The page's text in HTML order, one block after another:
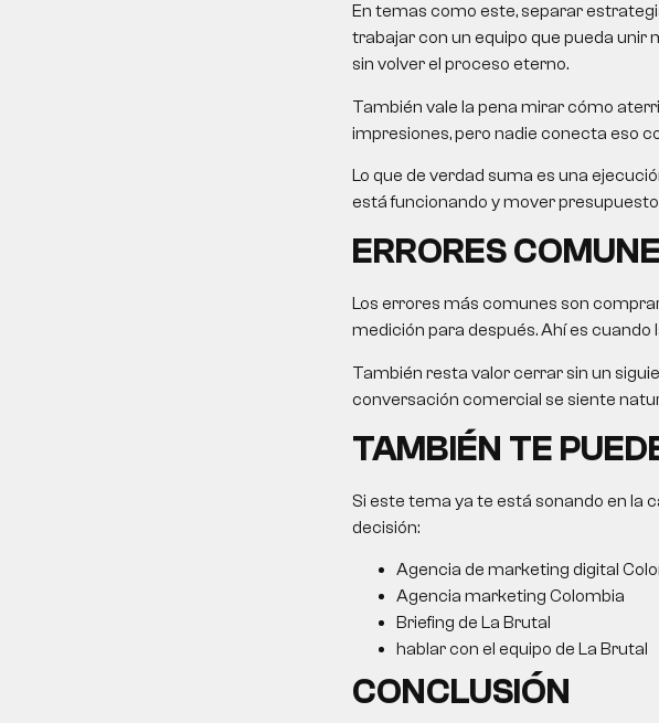
En temas como este, separar
trabajar con un equipo que pueda unir
sin volver el proceso eterno.
También vale la pena mirar cómo
impresiones, pero nadie conecta eso
Lo que de verdad suma es una
está funcionando y mover
ERRORES
Los errores más comunes son
medición para después. Ahí es
También resta valor cerrar sin un
conversación comercial se siente
TAMBIÉN TE
Si este tema ya te está sonando en la
decisión:
Agencia de marketing digital
Agencia marketing Colombia
Briefing de La Brutal
hablar con el equipo de La Brutal
CONCLUSIÓN